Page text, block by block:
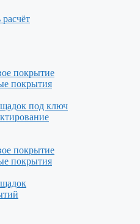
покрытие
покрытия
под ключ
покрытие
покрытия